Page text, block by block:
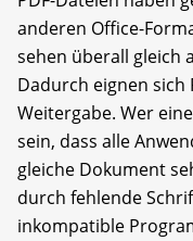
anderen Office-
sehen überall gleich
Dadurch eignen sich
Weitergabe. Wer
sein, dass alle
gleiche Dokument
durch fehlende
inkompatible